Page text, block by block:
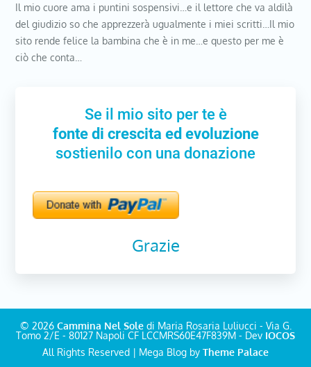
Il mio cuore ama i puntini sospensivi…e il lettore che va aldilà
del giudizio so che apprezzerà ugualmente i miei scritti…Il mio
sito rende felice la bambina che è in me…e questo per me è
ciò che conta…
Se il mio sito per te è
fonte di crescita ed evoluzione
sostienilo con una donazione
Grazie
© 2026 Cammina Nel Soledi Maria Rosaria Luliucci - Via G.
Tomo 2/E - 80127 Napoli CF LCCMRS60E47F839M - Dev IOCOS
All Rights Reserved | Mega Blog by Theme Palace